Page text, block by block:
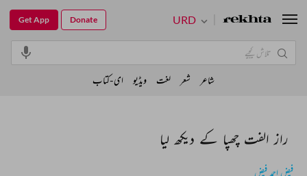
راز الفت چھپا کے دیکھ لیا
فیض احمد فیض
URD
Get App Donate
شاعر شعر لغت ویڈیو ای-کتاب